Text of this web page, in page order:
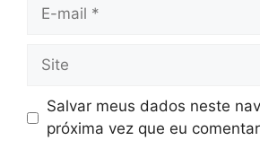
Site
Salvar meus dados neste
próxima vez que eu